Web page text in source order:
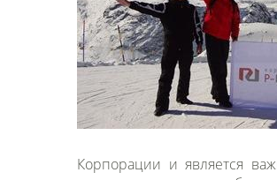
Корпорации и является